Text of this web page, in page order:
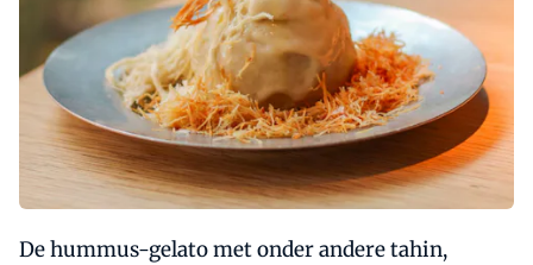
De hummus-gelato met onder andere tahin,